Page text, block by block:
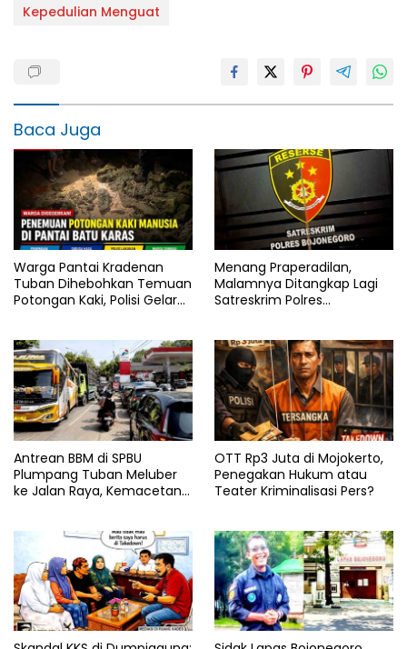
Kepedulian Menguat
Baca Juga
Warga Pantai Kradenan
Tuban Dihebohkan Temuan
Potongan Kaki, Polisi Gelar
Menang Praperadilan,
Malamnya Ditangkap Lagi
Satreskrim Polres
Antrean BBM di SPBU
Plumpang Tuban Meluber
ke Jalan Raya, Kemacetan
OTT Rp3 Juta di Mojokerto,
Penegakan Hukum atau
Teater Kriminalisasi Pers?